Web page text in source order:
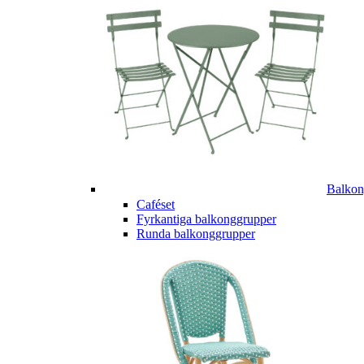
Caféset
Fyrkantiga balkonggrupper
Runda balkonggrupper